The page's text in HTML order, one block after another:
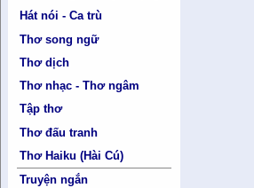
Hát nói - Ca trù
Thơ song ngữ
Thơ dịch
Thơ nhạc - Thơ ngâm
Tập thơ
Thơ đấu tranh
Thơ Haiku (Hài Cú)
Truyện ngắn